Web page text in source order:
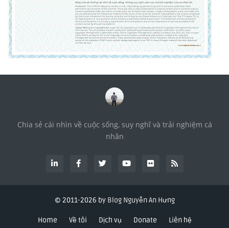
Chia sẻ cái nhìn về cuộc sống, suy nghĩ và trải nghiệm cá
nhân
© 2011-2026 by Blog Nguyễn An Hưng
Home Về tôi Dịch vụ Donate Liên hệ